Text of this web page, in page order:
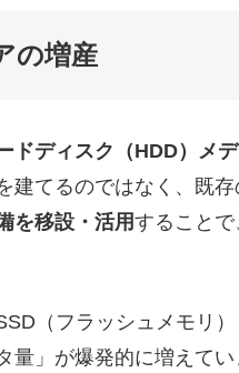
の増産
ドディスク（HDD）メ
建てるのではなく、既
を移設・活用すること
（フラッシュメモリ
量」が爆発的に増えて